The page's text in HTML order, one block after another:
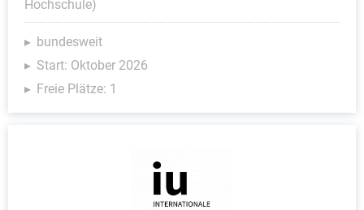
Hochschule)
bundesweit
Start: Oktober 2026
Freie Plätze: 1